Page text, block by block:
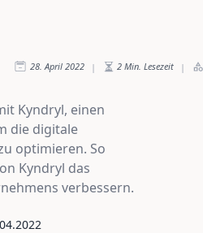
28. April 2022 | 2 Min. Lesezeit |
Kyndryl, einen
die digitale
optimieren. So
Kyndryl das
verbessern.